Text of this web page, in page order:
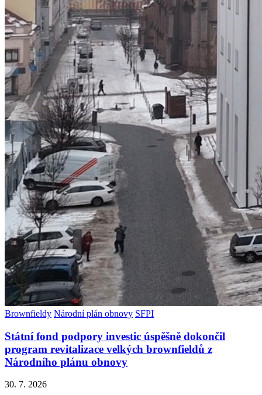
Brownfieldy Národní plán obnovy SFPI
Státní fond podpory investic úspěšně dokončil
program revitalizace velkých brownfieldů z
Národního plánu obnovy
30. 7. 2026